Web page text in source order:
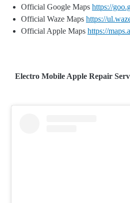
Official Google Maps https://
Official Waze Maps https://
Official Apple Maps https://
Electro Mobile Apple Repair